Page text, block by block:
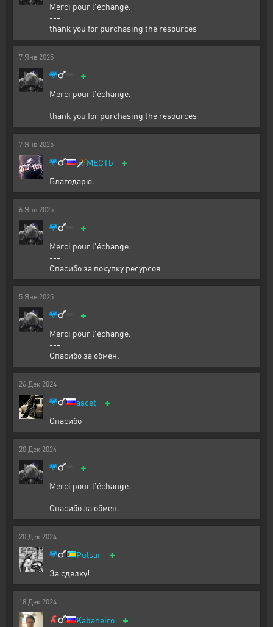
Merci pour l'échange.
---
thank you for purchasing the resources
7 Янв 2025
+
Merci pour l'échange.
---
thank you for purchasing the resources
7 Янв 2025
🗡️MECTb +
Благодарю.
6 Янв 2025
+
Merci pour l'échange.
---
Спасибо за покупку ресурсов
5 Янв 2025
+
Merci pour l'échange.
---
Спасибо за обмен.
26 Дек 2024
ascet +
Спасибо
20 Дек 2024
+
Merci pour l'échange.
---
Спасибо за обмен.
20 Дек 2024
Pulsar +
За сделку!
18 Дек 2024
Kabaneiro +